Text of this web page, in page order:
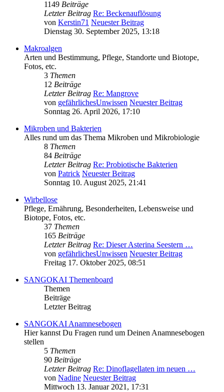
1149 Beiträge
Letzter Beitrag Re: Beckenauflösung
von Kerstin71 Neuester Beitrag
Dienstag 30. September 2025, 13:18
Makroalgen
Arten und Bestimmung, Pflege, Standorte und Biotope,
Fotos, etc.
3 Themen
12 Beiträge
Letzter Beitrag Re: Mangrove
von gefährlichesUnwissen Neuester Beitrag
Sonntag 26. April 2026, 17:10
Mikroben und Bakterien
Alles rund um das Thema Mikroben und Mikrobiologie
8 Themen
84 Beiträge
Letzter Beitrag Re: Probiotische Bakterien
von Patrick Neuester Beitrag
Sonntag 10. August 2025, 21:41
Wirbellose
Pflege, Ernährung, Besonderheiten, Lebensweise und
Biotope, Fotos, etc.
37 Themen
165 Beiträge
Letzter Beitrag Re: Dieser Asterina Seestern …
von gefährlichesUnwissen Neuester Beitrag
Freitag 17. Oktober 2025, 08:51
SANGOKAI Themenboard
Themen
Beiträge
Letzter Beitrag
SANGOKAI Anamnesebogen
Hier kannst Du Fragen rund um Deinen Anamnesebogen
stellen
5 Themen
90 Beiträge
Letzter Beitrag Re: Dinoflagellaten im neuen …
von Nadine Neuester Beitrag
Mittwoch 13. Januar 2021, 17:31